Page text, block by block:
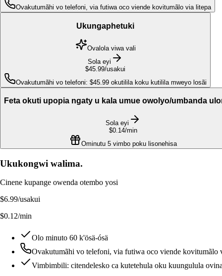
Ovakutumãhi vo telefoni, via futiwa oco viende kovitumãlo via litepa
Ukungaphetuki
Ovalola viwa vali
Sola eyi
$45.99/usakui
Ovakutumãhi vo telefoni: $45.99 okutilila koku kutilila mweyo losãi
Feta okuti upopia ngaty u kala umue owolyo/umbanda
Sola eyi
$0.14/min
Ominutu 5 vimbo poku lisonehisa
Ukukongwi walima.
Cinene kupange owenda otembo yosi
$6.99/usakui
$0.12/min
Olo minuto 60 k'ösä-ósä
Ovakutumãhi vo telefoni, via futiwa oco viende kovitumãlo
Vimbimbili: citendelesko ca kutetehula oku kuungulula